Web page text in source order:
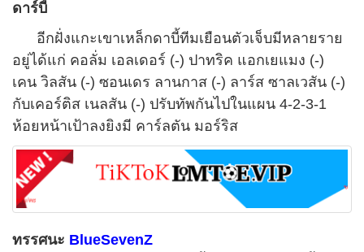
ดาร์บี้
อีกฝั่งแกะเขาเหล็กดาบี้ทีมเยือนตัวเจ็บมีหลายราย
อยู่ได้แก่ คอลั่ม เอลเดอร์ (-) ปาทริค แอกเยแมง (-)
เคน วิลสัน (-) ซอนเดร ลานกาส (-) ลาร์ส ซาลเวสัน (-)
กับเคอร์ติส เนลสัน (-) ปรับทัพกันไปในแผน 4-2-3-1
ห้อยหน้าเป้าลงยิงมี คาร์ลตัน มอร์ริส
ทรรศนะ BlueSevenZ